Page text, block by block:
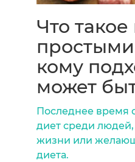
Что такое
кому
может
Последнее время
диет среди
жизни или
диета.